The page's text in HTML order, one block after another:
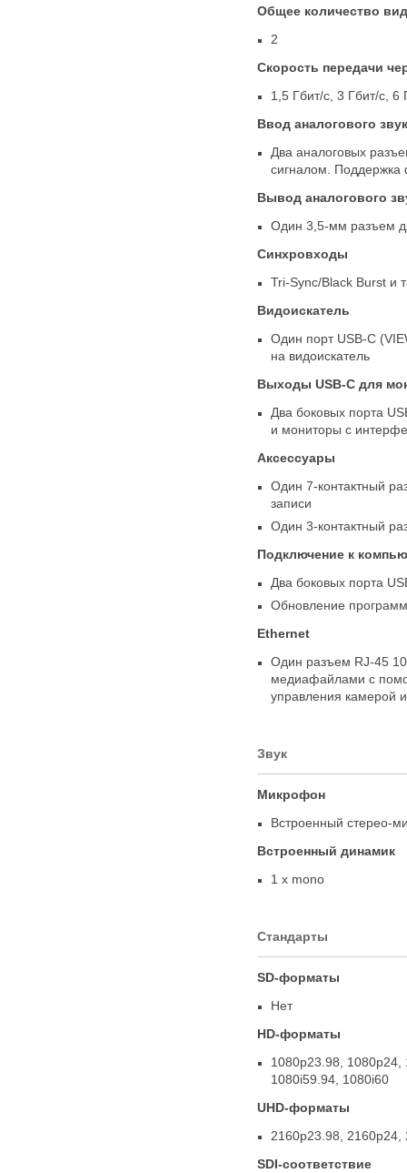
Общее количество
2
Скорость передачи
1,5 Гбит/с 3 Гбит/с 6
Ввод аналогового
Два аналоговых
сигналом. Поддержка
Вывод аналогового
Один 3,5-мм разъем
Синхровходы
Tri-Sync/Black Burst и
Видоискатель
Один порт USB-C (
на видоискатель
Выходы USB-C для
Два боковых порта
и мониторы с
Аксессуары
Один 7-контактный
записи
Один 3-контактный
Подключение к
Два боковых порта
Обновление
Ethernet
Один разъем RJ-45
медиафайлами с
управления камерой
Звук
Микрофон
Встроенный стерео-
Встроенный динамик
1 x mono
Стандарты
SD-форматы
Нет
HD-форматы
1080p23.98
1080p24
1080i59.94 1080i60
UHD-форматы
2160p23.98
2160p24
SDI-соответствие